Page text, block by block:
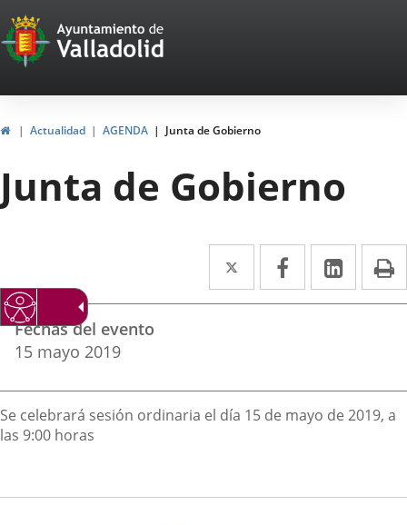
Portal
Web
del
Ayuntamiento
de
Valladolid
HomeActualidad AGENDA Junta de Gobierno
Junta de Gobierno
Twitter
Enlace
a
externa.
Facebook
Enlace
a
externa.
Enlace
a
Datos
del
evento
Fechas del evento
15 mayo 2019
Descripción
Se celebrará sesión ordinaria el día 15 de mayo de 2019, a
las 9:00 horas